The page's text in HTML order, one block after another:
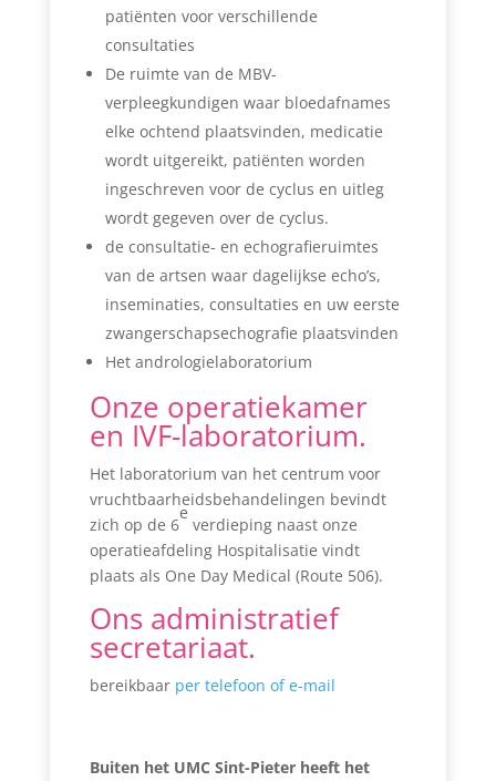
patiënten voor verschillende
consultaties
De ruimte van de MBV-
verpleegkundigen waar bloedafnames
elke ochtend plaatsvinden, medicatie
wordt uitgereikt, patiënten worden
ingeschreven voor de cyclus en uitleg
wordt gegeven over de cyclus.
de consultatie- en echografieruimtes
van de artsen waar dagelijkse echo’s,
inseminaties, consultaties en uw eerste
zwangerschapsechografie plaatsvinden
Het andrologielaboratorium
Onze operatiekamer
en IVF-laboratorium.
Het laboratorium van het centrum voor
vruchtbaarheidsbehandelingen bevindt
zich op de 6
e
verdieping naast onze
operatieafdeling Hospitalisatie vindt
plaats als One Day Medical (Route 506).
Ons administratief
secretariaat.
bereikbaar per telefoon of e-mail
Buiten het UMC Sint-Pieter heeft het